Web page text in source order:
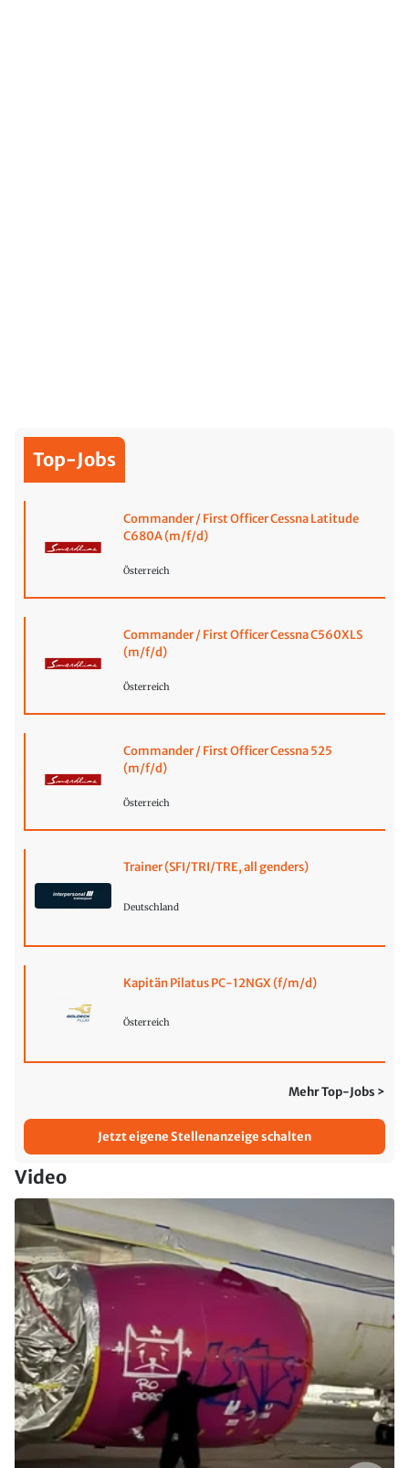
Top-Jobs
Commander / First Officer Cessna Latitude
C680A (m/f/d)
Österreich
Commander / First Officer Cessna C560XLS
(m/f/d)
Österreich
Commander / First Officer Cessna 525
(m/f/d)
Österreich
Trainer (SFI/TRI/TRE, all genders)
Deutschland
Kapitän Pilatus PC-12NGX (f/m/d)
Österreich
Mehr Top-Jobs >
Jetzt eigene Stellenanzeige schalten
Video